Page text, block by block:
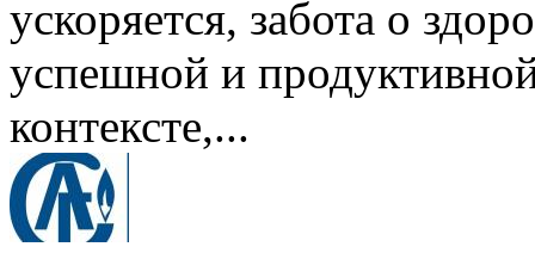
ускоряется, забота о
успешной и
контексте,...